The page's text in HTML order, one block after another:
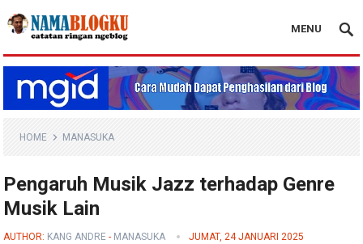
Nama Blogku
MENU
HOME MANASUKA
Pengaruh Musik Jazz terhadap Genre
Musik Lain
AUTHOR: KANG ANDRE - MANASUKA JUMAT, 24 JANUARI 2025